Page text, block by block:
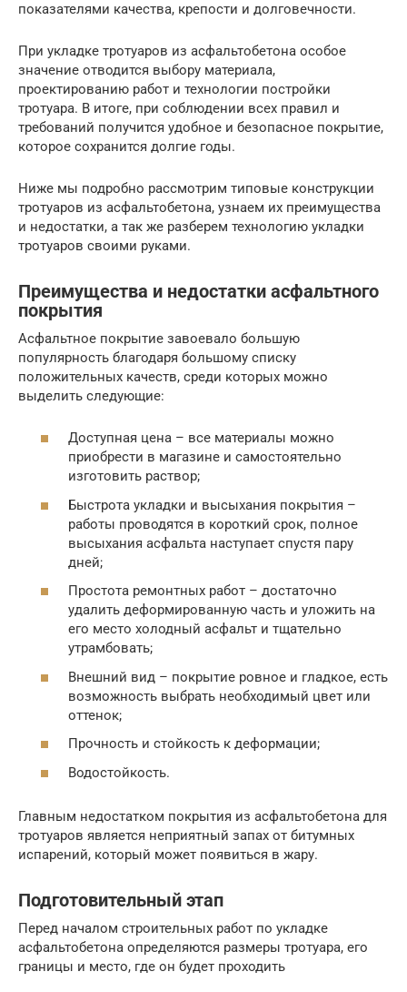
показателями качества, крепости и долговечности.
При укладке тротуаров из асфальтобетона особое
значение отводится выбору материала,
проектированию работ и технологии постройки
тротуара. В итоге, при соблюдении всех правил и
требований получится удобное и безопасное покрытие,
которое сохранится долгие годы.
Ниже мы подробно рассмотрим типовые конструкции
тротуаров из асфальтобетона, узнаем их преимущества
и недостатки, а так же разберем технологию укладки
тротуаров своими руками.
Преимущества и недостатки асфальтного
покрытия
Асфальтное покрытие завоевало большую
популярность благодаря большому списку
положительных качеств, среди которых можно
выделить следующие:
Доступная цена – все материалы можно
приобрести в магазине и самостоятельно
изготовить раствор;
Быстрота укладки и высыхания покрытия –
работы проводятся в короткий срок, полное
высыхания асфальта наступает спустя пару
дней;
Простота ремонтных работ – достаточно
удалить деформированную часть и уложить на
его место холодный асфальт и тщательно
утрамбовать;
Внешний вид – покрытие ровное и гладкое, есть
возможность выбрать необходимый цвет или
оттенок;
Прочность и стойкость к деформации;
Водостойкость.
Главным недостатком покрытия из асфальтобетона для
тротуаров является неприятный запах от битумных
испарений, который может появиться в жару.
Подготовительный этап
Перед началом строительных работ по укладке
асфальтобетона определяются размеры тротуара, его
границы и место, где он будет проходить